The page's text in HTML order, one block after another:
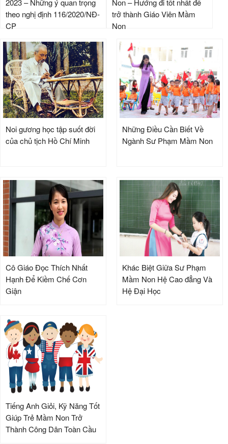
2023 – Những ý quan trọng
theo nghị định 116/2020/NĐ-
CP
Non – Hướng đi tốt nhất để
trở thành Giáo Viên Mầm
Non
Noi gương học tập suốt đời
của chủ tịch Hồ Chí Minh
Những Điều Cần Biết Về
Ngành Sư Phạm Mầm Non
Cô Giáo Đọc Thích Nhất
Hạnh Để Kiềm Chế Cơn
Giận
Khác Biệt Giữa Sư Phạm
Mầm Non Hệ Cao đẳng Và
Hệ Đại Học
Tiếng Anh Giỏi, Kỹ Năng Tốt
Giúp Trẻ Mầm Non Trở
Thành Công Dân Toàn Cầu